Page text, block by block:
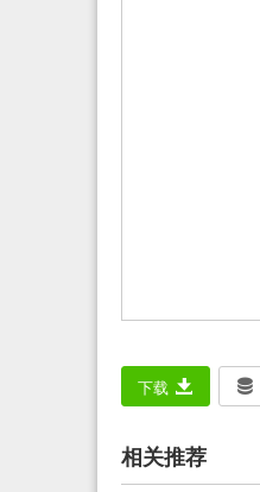
下载
相关推荐